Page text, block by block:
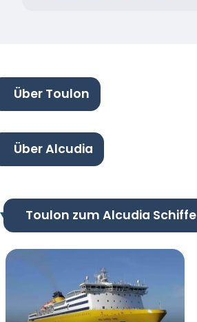
Über Toulon
Über Alcudia
Toulon zum Alcudia Schiffe